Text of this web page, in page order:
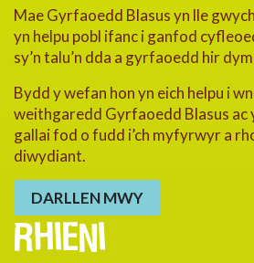
Mae Gyrfaoedd Blasus yn lle
yn helpu pobl ifanc i ganfod
sy’n talu’n dda a gyrfaoedd hir
Bydd y wefan hon yn eich helpu i
weithgaredd Gyrfaoedd Blasus ac
gallai fod o fudd i’ch myfyrwyr a
diwydiant.
DARLLEN MWY
RHIENI